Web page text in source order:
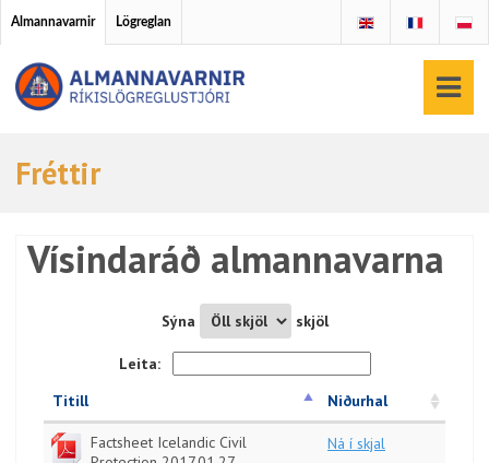
Almannavarnir Lögreglan
Fréttir
Vísindaráð almannavarna
Sýna skjöl
Leita:
Titill
Niðurhal
Factsheet Icelandic Civil
Ná í skjal